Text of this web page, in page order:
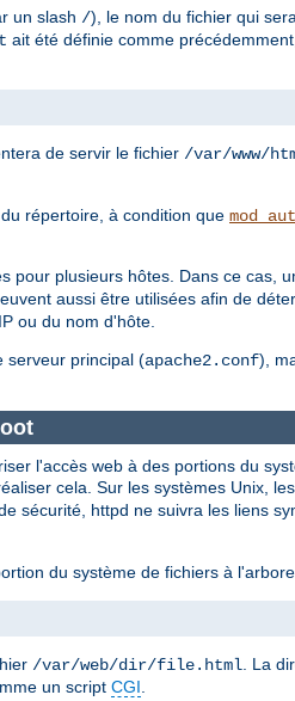
un slash /), le nom du fichier qui
ait été définie comme
de servir le fichier /var/www/
répertoire, à condition que
pour plusieurs hôtes. Dans ce cas,
aussi être utilisées afin de
ou du nom d'hôte.
serveur principal (apache2.conf),
l'accès web à des portions du
cela. Sur les systèmes Unix,
sécurité, httpd ne suivra les liens
du système de fichiers à
/var/web/dir/file.html. La
un script CGI.